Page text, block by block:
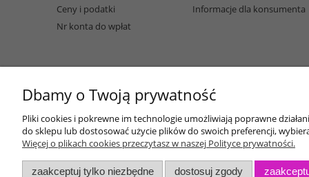
Ceny i podatki
Nr konta do wpłat
Informacje dla konsumenta
Dbamy o Twoją prywatność
Pliki cookies i pokrewne im technologie umożliwiają poprawne
do sklepu lub dostosować użycie plików do swoich preferencji,
Więcej o plikach cookies przeczytasz w naszej Polityce prywatności.
zaakceptuj tylko niezbędne dostosuj zgody